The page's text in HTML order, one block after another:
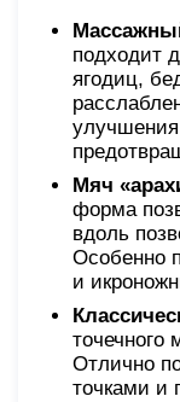
подходит
ягодиц,
Мяч
форма
вдоль
Особенно
и
точечного
Отлично
точками и